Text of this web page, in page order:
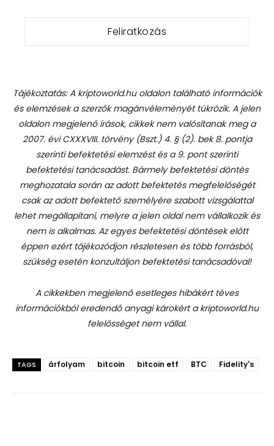
Tájékoztatás: A kriptoworld.hu oldalon található információk
és elemzések a szerzők magánvéleményét tükrözik. A jelen
oldalon megjelenő írások, cikkek nem valósítanak meg a
2007. évi CXXXVIII. törvény (Bszt.) 4. § (2). bek 8. pontja
szerinti befektetési elemzést és a 9. pont szerinti
befektetési tanácsadást. Bármely befektetési döntés
meghozatala során az adott befektetés megfelelőségét
csak az adott befektető személyére szabott vizsgálattal
lehet megállapítani, melyre a jelen oldal nem vállalkozik és
nem is alkalmas. Az egyes befektetési döntések előtt
éppen ezért tájékozódjon részletesen és több forrásból,
szükség esetén konzultáljon befektetési tanácsadóval!
A cikkekben megjelenő esetleges hibákért téves
információkból eredendő anyagi károkért a kriptoworld.hu
felelősséget nem vállal.
TAGS árfolyam bitcoin bitcoin etf BTC Fidelity's